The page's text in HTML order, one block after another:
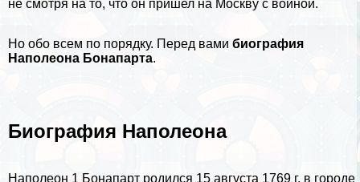
не смотря на то, что он пришел на Москву с войной.
Но обо всем по порядку. Перед вами биография
Наполеона Бонапарта.
Биография Наполеона
Наполеон 1 Бонапарт родился 15 августа 1769 г. в городе